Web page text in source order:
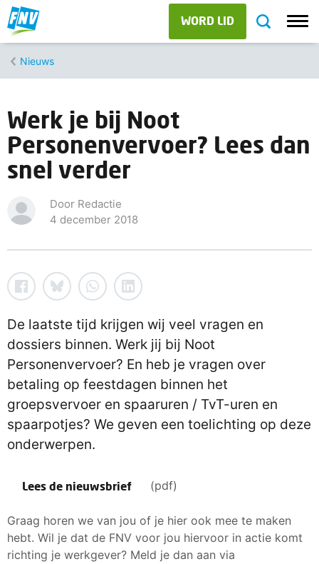
WORD LID
Nieuws
Werk je bij Noot
Personenvervoer? Lees dan
snel verder
Door Redactie
4 december 2018
De laatste tijd krijgen wij veel vragen en
dossiers binnen. Werk jij bij Noot
Personenvervoer? En heb je vragen over
betaling op feestdagen binnen het
groepsvervoer en spaaruren / TvT-uren en
spaarpotjes? We geven een toelichting op deze
onderwerpen.
Lees de nieuwsbrief (pdf)
Graag horen we van jou of je hier ook mee te maken
hebt. Wil je dat de FNV voor jou hiervoor in actie komt
richting je werkgever? Meld je dan aan via